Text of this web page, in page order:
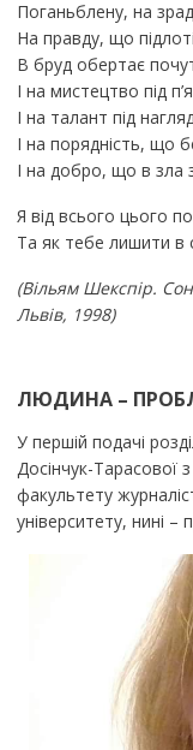
Поганьблену, на
На правду, що
В бруд обертає
І на мистецтво під
І на талант під
І на порядність, що
І на добро, що в зла
Я від всього цього
Та як тебе лишити в
(Вільям Шекспір.
Львів, 1998)
ЛЮДИНА –
У першій подачі
Досінчук-Тарасової
факультету
університету, нині –